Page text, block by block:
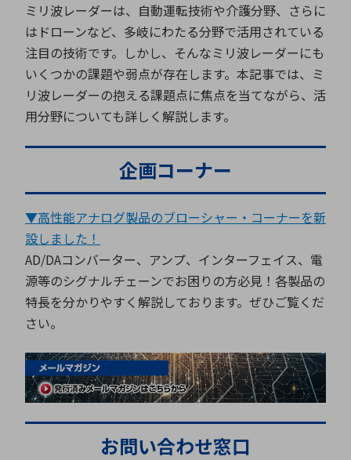
ミリ波レーダーは、自動運転技術や介護分野、さらに
はドローンなど、多岐にわたる分野で活用されている
注目の技術です。しかし、そんなミリ波レーダーにも
いくつかの課題や弱点が存在します。本記事では、ミ
リ波レーダーの抱える課題点に焦点を当てながら、活
用分野についても詳しく解説します。
企画コーナー
▼高性能アナログ製品のブローシャー・コーナーを新
設しました！
AD/DAコンバーター、アンプ、インターフェイス、電
源等のシグナルチェーンでお困りの方必見！各製品の
特長を分かりやすく解説しております。ぜひご覧くだ
さい。
お問い合わせ窓口